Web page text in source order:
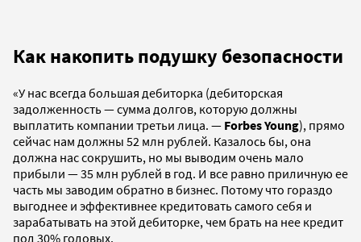
Как накопить подушку безопасности
«У нас всегда большая дебиторка (дебиторская
задолженность — сумма долгов, которую должны
выплатить компании третьи лица. — Forbes Young), прямо
сейчас нам должны 52 млн рублей. Казалось бы, она
должна нас сокрушить, но мы выводим очень мало
прибыли — 35 млн рублей в год. И все равно приличную ее
часть мы заводим обратно в бизнес. Потому что гораздо
выгоднее и эффективнее кредитовать самого себя и
зарабатывать на этой дебиторке, чем брать на нее кредит
под 30% годовых.